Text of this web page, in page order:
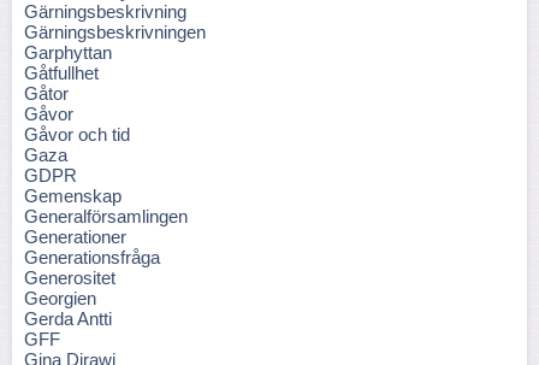
Gärningsbeskrivning
Gärningsbeskrivningen
Garphyttan
Gåtfullhet
Gåtor
Gåvor
Gåvor och tid
Gaza
GDPR
Gemenskap
Generalförsamlingen
Generationer
Generationsfråga
Generositet
Georgien
Gerda Antti
GFF
Gina Dirawi